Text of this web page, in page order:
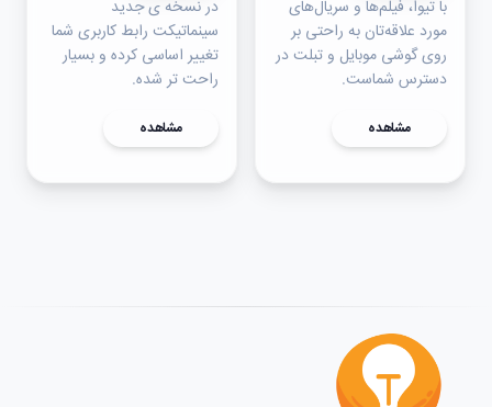
با تیوا، فیلم‌ها و سریال‌های
مورد علاقه‌تان به راحتی بر
روی گوشی موبایل و تبلت در
دسترس شماست.
مشاهده
در نسخه ی جدید
سینماتیکت رابط کاربری شما
تغییر اساسی کرده و بسیار
راحت تر شده.
مشاهده